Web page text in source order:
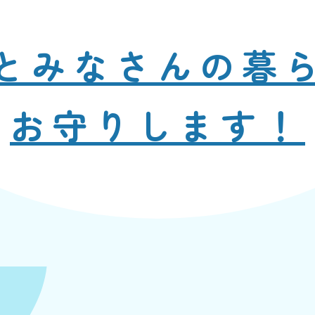
みなさんの暮
お守りします！